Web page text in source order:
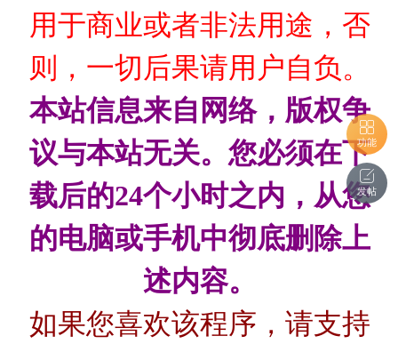
用于商业或者非法用途，否
则，一切后果请用户自负。
本站信息来自网络，版权争
议与本站无关。您必须在下
载后的24个小时之内，从您
的电脑或手机中彻底删除上
述内容。
如果您喜欢该程序，请支持
功能
发帖